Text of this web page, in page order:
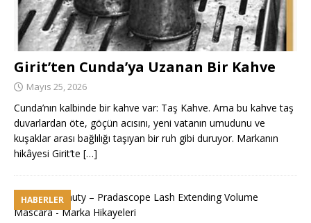
Girit’ten Cunda’ya Uzanan Bir Kahve
Mayıs 25, 2026
Cunda’nın kalbinde bir kahve var: Taş Kahve. Ama bu kahve taş
duvarlardan öte, göçün acısını, yeni vatanın umudunu ve
kuşaklar arası bağlılığı taşıyan bir ruh gibi duruyor. Markanın
hikâyesi Girit’te […]
HABERLER